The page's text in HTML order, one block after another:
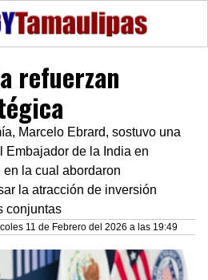
refuerzan
Marcelo Ebrard, sostuvo una
Embajador de la India en
la cual abordaron
la atracción de inversión
conjuntas
11 de Febrero del 2026 a las 19:49